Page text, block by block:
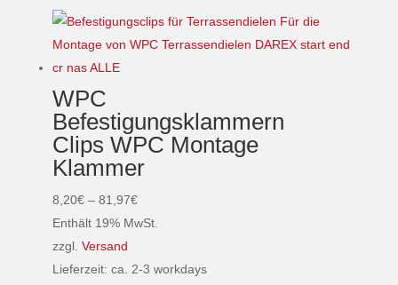
Produkt
mehrere
auf.
Die
Optionen
können
auf
der
Produktseite
gewählt
WPC
Befestigungsklammern
Clips WPC Montage
Klammer
8,20€ – 81,97€Preisspanne:
8,20€
81,97€
Enthält 19% MwSt.
zzgl. Versand
Lieferzeit: ca. 2-3 workdays